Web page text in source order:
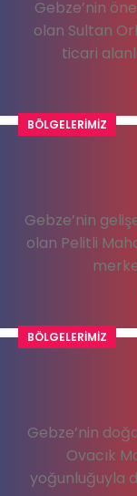
Gebze’nin
olan Sultan
ticari
BÖLGELERIMIZ
Gebze’nin
olan Pelitli
BÖLGELERIMIZ
Gebze’nin
Ovacık
yoğunluğuyla